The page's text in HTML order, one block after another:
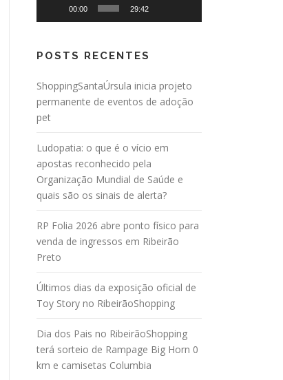
00:00 29:42
POSTS RECENTES
ShoppingSantaÚrsula inicia projeto
permanente de eventos de adoção
pet
Ludopatia: o que é o vício em
apostas reconhecido pela
Organização Mundial de Saúde e
quais são os sinais de alerta?
RP Folia 2026 abre ponto físico para
venda de ingressos em Ribeirão
Preto
Últimos dias da exposição oficial de
Toy Story no RibeirãoShopping
Dia dos Pais no RibeirãoShopping
terá sorteio de Rampage Big Horn 0
km e camisetas Columbia